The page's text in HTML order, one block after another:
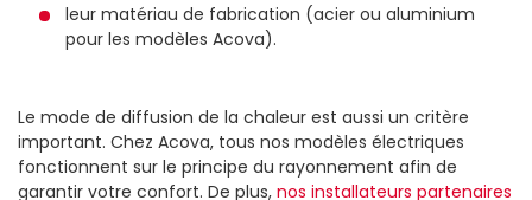
leur matériau de fabrication (acier ou aluminium
pour les modèles Acova).
Le mode de diffusion de la chaleur est aussi un critère
important. Chez Acova, tous nos modèles électriques
fonctionnent sur le principe du rayonnement afin de
garantir votre confort. De plus, nos installateurs partenaires